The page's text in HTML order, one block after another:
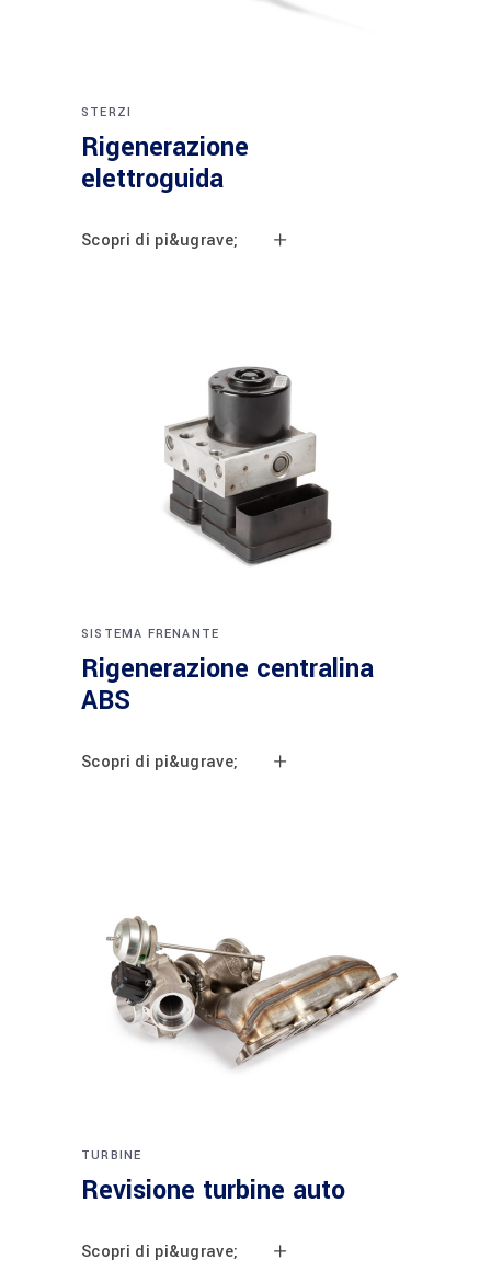
STERZI
Rigenerazione
elettroguida
Scopri di pi&ugrave;
SISTEMA FRENANTE
Rigenerazione centralina
ABS
Scopri di pi&ugrave;
TURBINE
Revisione turbine auto
Scopri di pi&ugrave;